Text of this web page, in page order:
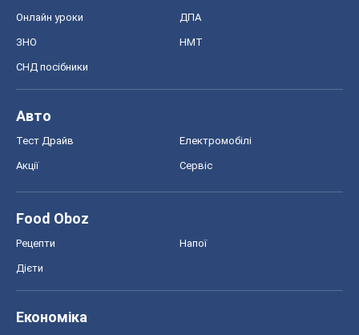
Онлайн уроки ДПА
ЗНО НМТ
СНД посібники
Авто
Тест Драйв Електромобілі
Акції Сервіс
Food Oboz
Рецепти Напої
Дієти
Економіка